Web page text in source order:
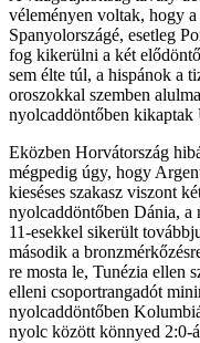
véleményen voltak, hogy a
Spanyolországé, esetleg
fog kikerülni a két
sem élte túl, a hispánok a
oroszokkal szemben
nyolcaddöntőben kikaptak
Eközben Horvátország
mégpedig úgy, hogy
kieséses szakasz viszont
nyolcaddöntőben Dánia, a
11-esekkel sikerült
második a
re mosta le, Tunézia ellen
elleni csoportrangadót
nyolcaddöntőben
nyolc között könnyed 2:0-